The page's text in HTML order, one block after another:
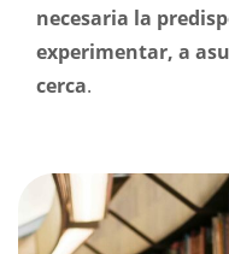
necesaria la
experimentar, a
cerca.